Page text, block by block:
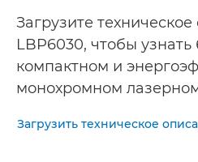
Загрузите
LBP6030, чтобы
компактном и
монохромном
Загрузить техническое